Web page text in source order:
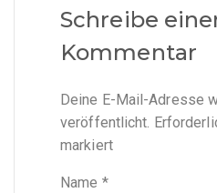
Schreibe
Kommentar
Deine E-Mail-Adresse
veröffentlicht.
markiert
Name *